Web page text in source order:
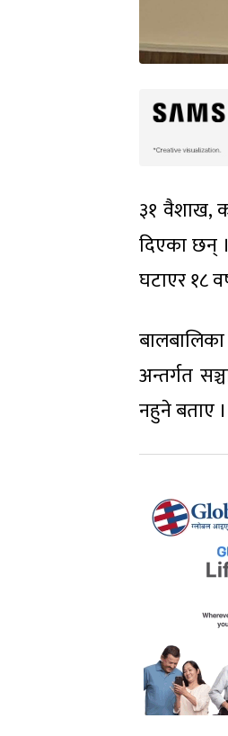
३१ वैशाख,
दिएका छन्
घटाएर १८
अन्तर्गत
नहुने बताए ।